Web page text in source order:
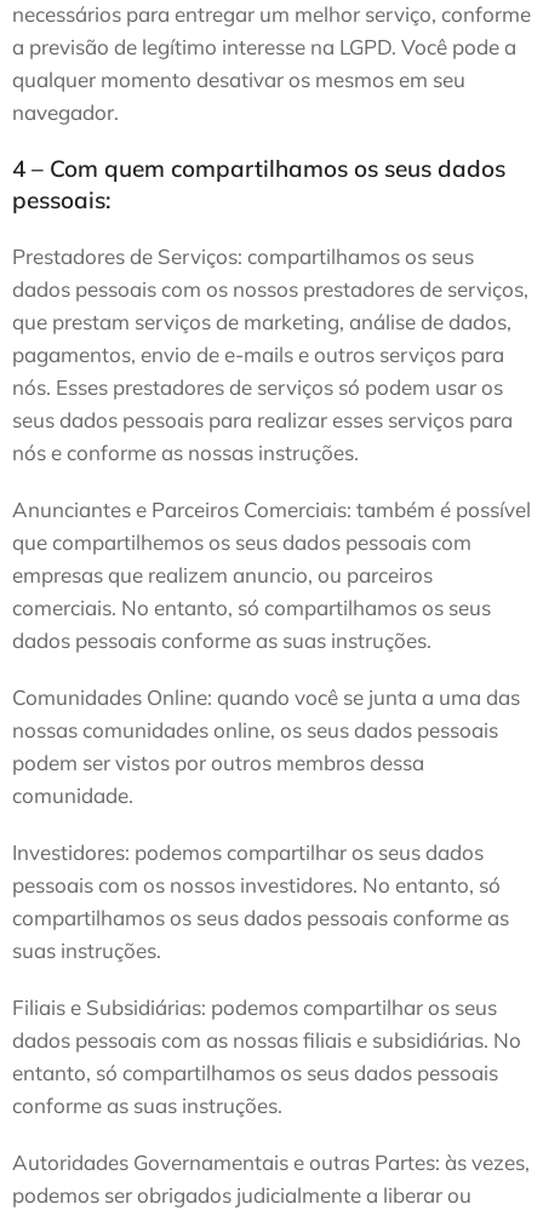
necessários para entregar um melhor serviço, conforme
a previsão de legítimo interesse na LGPD. Você pode a
qualquer momento desativar os mesmos em seu
navegador.
4 – Com quem compartilhamos os seus dados
pessoais:
Prestadores de Serviços: compartilhamos os seus
dados pessoais com os nossos prestadores de serviços,
que prestam serviços de marketing, análise de dados,
pagamentos, envio de e-mails e outros serviços para
nós. Esses prestadores de serviços só podem usar os
seus dados pessoais para realizar esses serviços para
nós e conforme as nossas instruções.
Anunciantes e Parceiros Comerciais: também é possível
que compartilhemos os seus dados pessoais com
empresas que realizem anuncio, ou parceiros
comerciais. No entanto, só compartilhamos os seus
dados pessoais conforme as suas instruções.
Comunidades Online: quando você se junta a uma das
nossas comunidades online, os seus dados pessoais
podem ser vistos por outros membros dessa
comunidade.
Investidores: podemos compartilhar os seus dados
pessoais com os nossos investidores. No entanto, só
compartilhamos os seus dados pessoais conforme as
suas instruções.
Filiais e Subsidiárias: podemos compartilhar os seus
dados pessoais com as nossas filiais e subsidiárias. No
entanto, só compartilhamos os seus dados pessoais
conforme as suas instruções.
Autoridades Governamentais e outras Partes: às vezes,
podemos ser obrigados judicialmente a liberar ou